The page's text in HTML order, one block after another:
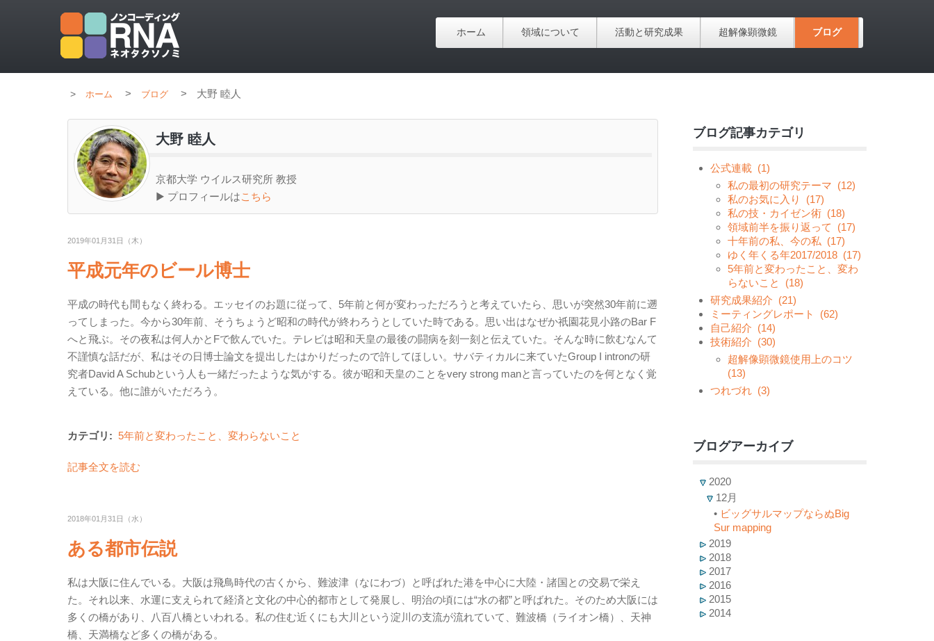
ホーム 領域について 活動と研究成果 超解像顕微鏡 ブログ
ホーム > ブログ > 大野 睦人
大野 睦人
京都大学 ウイルス研究所 教授
▶ プロフィールはこちら
2019年01月31日（木）
平成元年のビール博士
平成の時代も間もなく終わる。エッセイのお題に従って、5年前と何が変わっただろうと考えていたら、思いが突然30年前に遡
ってしまった。今から30年前、そうちょうど昭和の時代が終わろうとしていた時である。思い出はなぜか祇園花見小路のBar F
へと飛ぶ。その夜私は何人かとFで飲んでいた。テレビは昭和天皇の最後の闘病を刻一刻と伝えていた。そんな時に飲むなんて
不謹慎な話だが、私はその日博士論文を提出したはかりだったので許してほしい。サバティカルに来ていたGroup I intronの研
究者David A Schubという人も一緒だったような気がする。彼が昭和天皇のことをvery strong manと言っていたのを何となく覚
えている。他に誰がいただろう。
カテゴリ: 5年前と変わったこと、変わらないこと
記事全文を読む
2018年01月31日（水）
ある都市伝説
私は大阪に住んでいる。大阪は飛鳥時代の古くから、難波津（なにわづ）と呼ばれた港を中心に大陸・諸国との交易で栄え
た。それ以来、水運に支えられて経済と文化の中心的都市として発展し、明治の頃には“水の都”と呼ばれた。そのため大阪には
多くの橋があり、八百八橋といわれる。私の住む近くにも大川という淀川の支流が流れていて、難波橋（ライオン橋）、天神
橋、天満橋など多くの橋がある。
ブログ記事カテゴリ
公式連載 (1)
私の最初の研究テーマ (12)
私のお気に入り
(17)
私の技・カイゼン術 (18)
領域前半を振り返って
(17)
十年前の私、今の私 (17)
ゆく年くる年2017/2018 (17)
5年前と変わったこと、変わ
らないこと
(18)
研究成果紹介 (21)
ミーティングレポート
(62)
自己紹介 (14)
技術紹介 (30)
超解像顕微鏡使用上のコツ
(13)
つれづれ (3)
ブログアーカイブ
2020
12月
• ビッグサルマップならぬBig
Sur mapping
2019
2018
2017
2016
2015
2014